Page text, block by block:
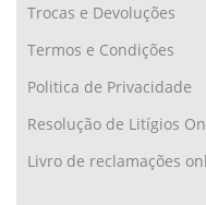
Trocas e Devoluções
Termos e Condições
Politica de Privacidade
Resolução de Litígios
Livro de reclamações